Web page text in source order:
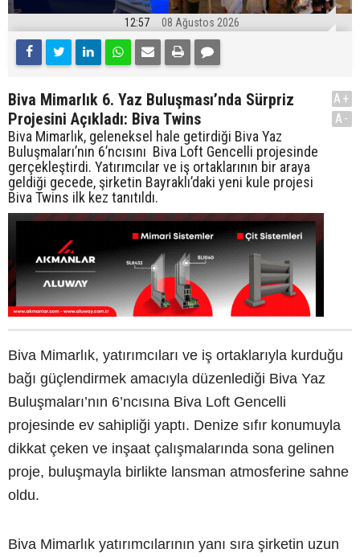
12:57 08 Ağustos 2026
Biva Mimarlık 6. Yaz Buluşması’nda Sürpriz
Projesini Açıkladı: Biva Twins
Biva Mimarlık, geleneksel hale getirdiği Biva Yaz
Buluşmaları’nın 6’ncısını Biva Loft Gencelli projesinde
gerçekleştirdi. Yatırımcılar ve iş ortaklarının bir araya
geldiği gecede, şirketin Bayraklı’daki yeni kule projesi
Biva Twins ilk kez tanıtıldı.
A+
A-
Biva Mimarlık, yatırımcıları ve iş ortaklarıyla kurduğu
bağı güçlendirmek amacıyla düzenlediği Biva Yaz
Buluşmaları’nın 6’ncısına Biva Loft Gencelli
projesinde ev sahipliği yaptı. Denize sıfır konumuyla
dikkat çeken ve inşaat çalışmalarında sona gelinen
proje, buluşmayla birlikte lansman atmosferine sahne
oldu.
Biva Mimarlık yatırımcılarının yanı sıra şirketin uzun